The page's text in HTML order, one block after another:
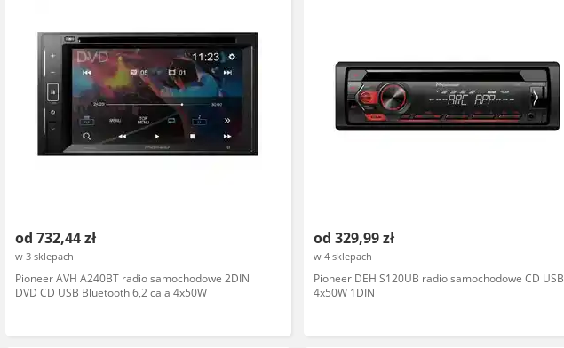
od 732,44 zł
w 3 sklepach
Pioneer AVH A240BT radio samochodowe 2DIN
DVD CD USB Bluetooth 6,2 cala 4x50W
od 329,99 zł
w 4 sklepach
Pioneer DEH S120UB radio samochodowe CD USB
4x50W 1DIN